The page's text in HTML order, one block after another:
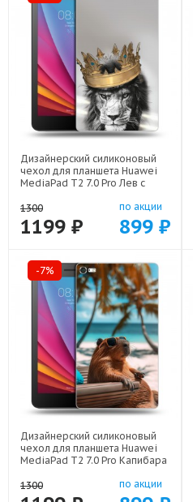
Дизайнерский силиконовый
чехол для планшета Huawei
MediaPad T2 7.0 Pro Лев с
1300
1199 ₽
по акции
899 ₽
-7%
Дизайнерский силиконовый
чехол для планшета Huawei
MediaPad T2 7.0 Pro Капибара
1300
по акции